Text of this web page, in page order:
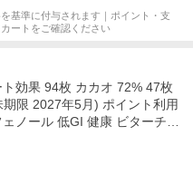
基準に付与されます｜ポイント・支
ートをご確認ください
効果 94枚 カカオ 72% 47枚
期限 2027年5月) ポイント利用
ノール 低GI 健康 ビターチ